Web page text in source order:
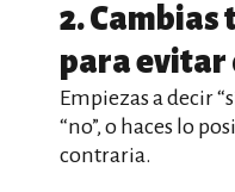
2. Cambias
para evitar
Empiezas a decir
“no”, o haces lo
contraria.